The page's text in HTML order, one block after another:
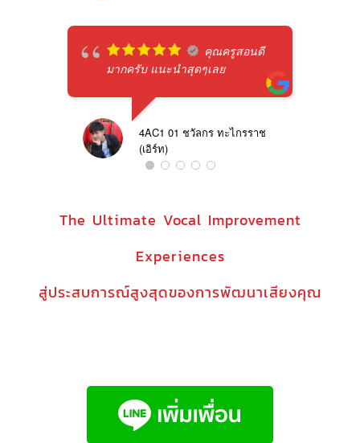
คุณครูสอนดี
มากครับ แนะนำสุดๆเลย
4AC1 01 ชวัลกร ทะไกรราช
(เอิร์ท)
The Ultimate Vocal Improvement
Experiences
สู่ประสบการณ์สูงสุดของการพัฒนาเสียงคุณ